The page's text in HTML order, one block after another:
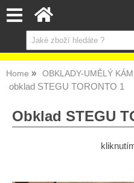
Home OBKLADY-UMĚLÝ
obklad STEGU TORONTO 1
Obklad STEGU